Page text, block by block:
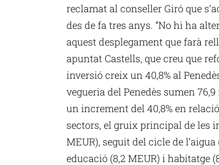
reclamat al conseller Giró que
des de fa tres anys. “No hi ha
aquest desplegament que farà
apuntat Castells, que creu que
inversió creix un 40,8% al
vegueria del Penedès sumen
un increment del 40,8% en
sectors, el gruix principal de les
MEUR), seguit del cicle de l’aigua
educació (8,2 MEUR) i habitatge